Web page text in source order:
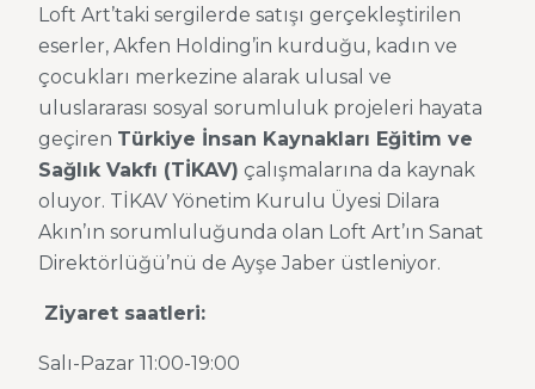
Loft Art’taki sergilerde satışı gerçekleştirilen
eserler, Akfen Holding’in kurduğu, kadın ve
çocukları merkezine alarak ulusal ve
uluslararası sosyal sorumluluk projeleri hayata
geçiren Türkiye İnsan Kaynakları Eğitim ve
Sağlık Vakfı (TİKAV) çalışmalarına da kaynak
oluyor. TİKAV Yönetim Kurulu Üyesi Dilara
Akın’ın sorumluluğunda olan Loft Art’ın Sanat
Direktörlüğü’nü de Ayşe Jaber üstleniyor.
Ziyaret saatleri:
Salı-Pazar 11:00-19:00